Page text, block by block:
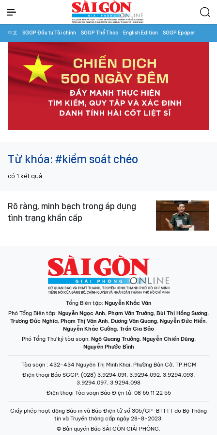
中文 SGGP Đầu tư Tài chính SGGP Thể Thao English Edition SGGP Epaper
Từ khóa: #kiểm soát chéo
có 1 kết quả
Rõ ràng, minh bạch trong áp dụng
tình trạng khẩn cấp
Tổng Biên tập: Nguyễn Khắc Văn
Phó Tổng Biên tập: Nguyễn Ngọc Anh, Phạm Văn Trường, Bùi Thị Hồng Sương,
Trương Đức Nghĩa, Phạm Thị Vân Anh, Dương Văn Quang, Nguyễn Đức Hiển,
Nguyễn Khắc Cường, Trần Gia Bảo
Phó Tổng Thư ký tòa soạn: Ngô Quang Trưởng, Nguyễn Chiến Dũng,
Nguyễn Phước Bình
Tòa soạn : 432-434 Nguyễn Thị Minh Khai, Phường Bàn Cờ, TP.HCM
Điện thoại Báo SGGP: (028) 3.9294.091, 3.9294.092, 3.9294.093,
3.9294.097, 3.9294.098
Điện thoại Tòa soạn Báo Điện tử: 08 65 11 22 55
Giấy phép hoạt động Báo in và Báo Điện tử số 305/GP-BTTTT do Bộ Thông
tin và Truyền thông cấp ngày 28-8-2023.
© Bản quyền Báo SÀI GÒN GIẢI PHÓNG.